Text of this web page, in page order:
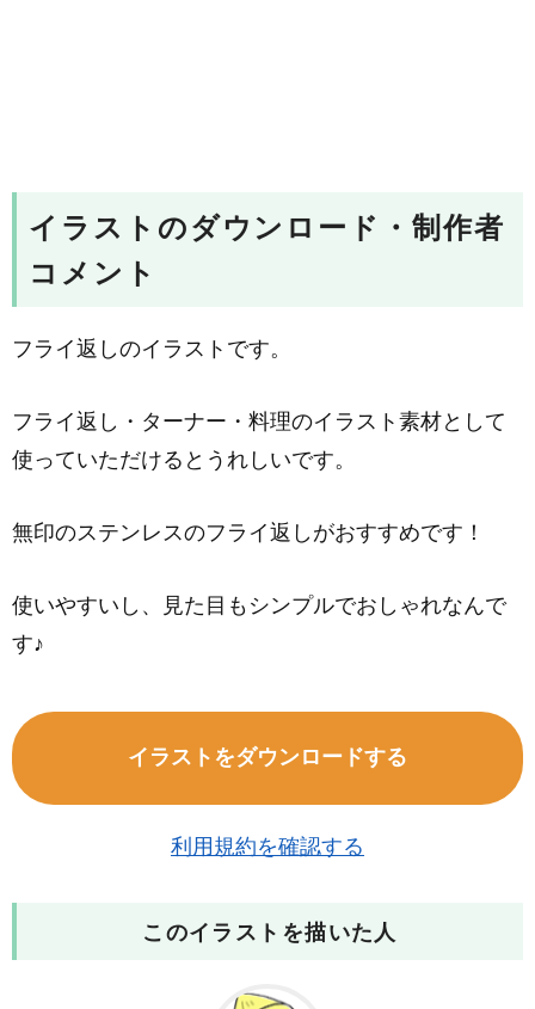
イラストのダウンロード・制作者
コメント
フライ返しのイラストです。
フライ返し・ターナー・料理のイラスト素材として
使っていただけるとうれしいです。
無印のステンレスのフライ返しがおすすめです！
使いやすいし、見た目もシンプルでおしゃれなんで
す♪
イラストをダウンロードする
利用規約を確認する
このイラストを描いた人